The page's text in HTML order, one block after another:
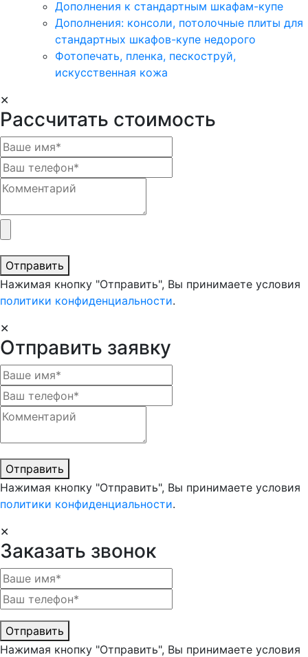
Дополнения к стандартным шкафам-купе
Дополнения: консоли, потолочные плиты для
стандартных шкафов-купе недорого
Фотопечать, пленка, пескоструй,
искусственная кожа
✕
Рассчитать стоимость
Отправить
Нажимая кнопку "Отправить", Вы принимаете условия
политики конфиденциальности.
✕
Отправить заявку
Отправить
Нажимая кнопку "Отправить", Вы принимаете условия
политики конфиденциальности.
✕
Заказать звонок
Отправить
Нажимая кнопку "Отправить", Вы принимаете условия